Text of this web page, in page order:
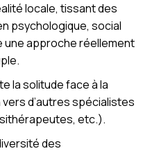
locale, tissant des
psychologique, social
une approche réellement
la solitude face à la
d’autres spécialistes
etc.).
des